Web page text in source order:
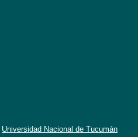
Universidad Nacional de Tucumán